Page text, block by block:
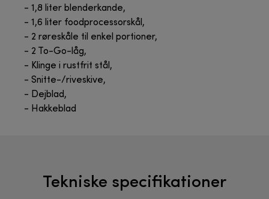
- 1,8 liter blenderkande,
- 1,6 liter foodprocessorskål,
- 2 røreskåle til enkel portioner,
- 2 To-Go-låg,
- Klinge i rustfrit stål,
- Snitte-/riveskive,
- Dejblad,
- Hakkeblad
Tekniske specifikationer